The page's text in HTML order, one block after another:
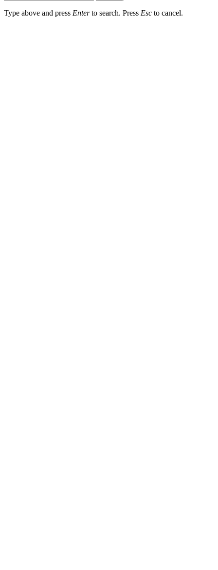
Type above and press Enterto search. Press Esc to cancel.